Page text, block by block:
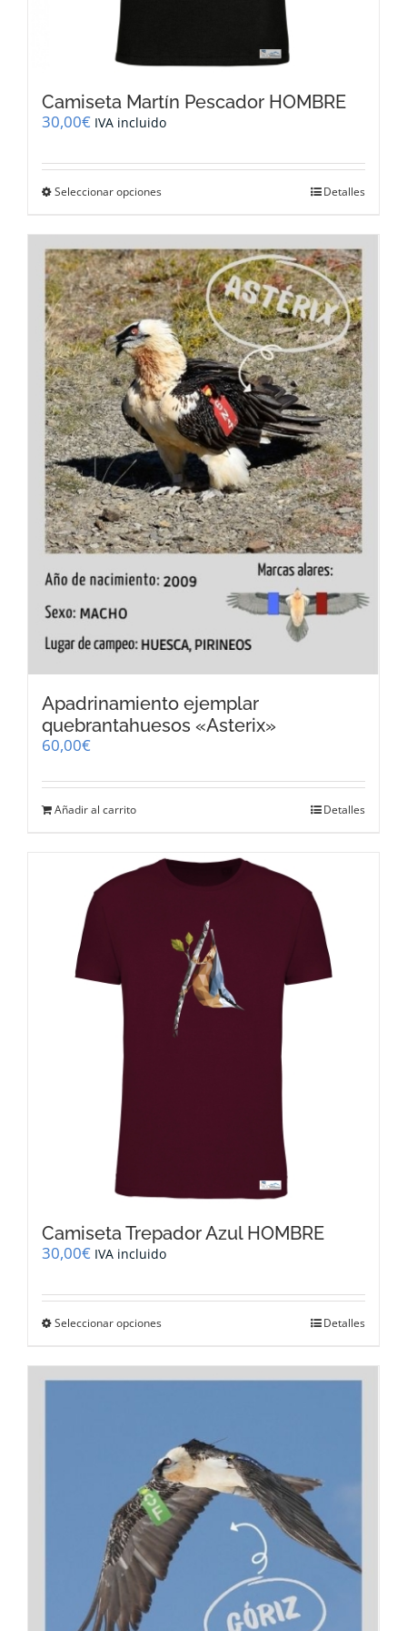
Camiseta Martín Pescador HOMBRE
30,00€ IVA incluido
Seleccionar opciones
múltiples
variantes.
Las
opciones
se
pueden
elegir
en
la
página
de
producto
Detalles
Apadrinamiento ejemplar
quebrantahuesos «Asterix»
60,00€
Añadir al carrito Detalles
Camiseta Trepador Azul HOMBRE
30,00€ IVA incluido
Seleccionar opciones
múltiples
opciones
se
pueden
elegir
en
la
página
de
producto
Detalles